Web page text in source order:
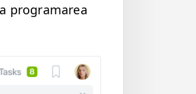
pro­gra­marea